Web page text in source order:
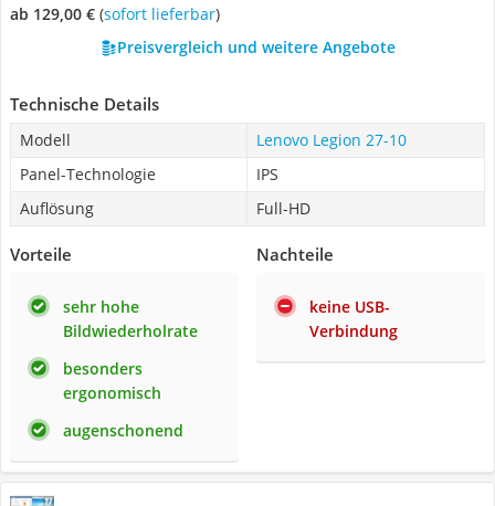
ab 129,00 € ( Sofort lieferbar)
Preisvergleich und weitere Angebote
Technische Details
Modell
Lenovo Legion 27-10
Panel-Technologie
IPS
Auflösung
Full-HD
Vorteile
sehr hohe
Bildwiederholrate
besonders
ergonomisch
augenschonend
Nachteile
keine USB-
Verbindung